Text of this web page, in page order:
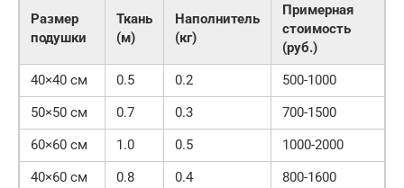
Размер
подушки
Ткань
(м)
Наполнитель
(кг)
Примерная
стоимость
(руб.)
40×40 см
0.5 0.2
500-1000
50×50 см
0.7 0.3
700-1500
60×60 см
1.0 0.5
1000-2000
40×60 см
0.8 0.4
800-1600